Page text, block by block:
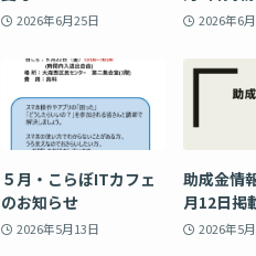
2026年6月25日 2026年6
５月・こらぼITカフェ
のお知らせ
2026年5月13日
助成金情
月12日掲
2026年5